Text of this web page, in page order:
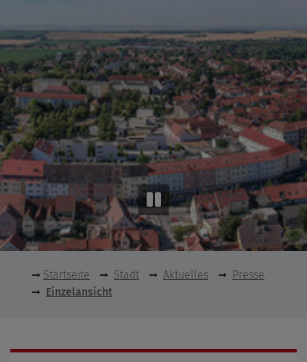
Startseite Stadt Aktuelles
Presse
Einzelansicht